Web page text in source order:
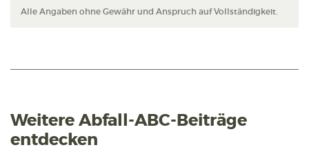
Alle Angaben ohne Gewähr und Anspruch auf Vollständigkeit.
Weitere Abfall-ABC-Beiträge
entdecken